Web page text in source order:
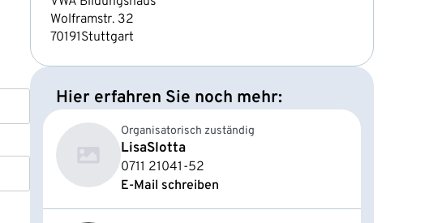
Wolframstr. 32
70191Stuttgart
Hier erfahren Sie noch mehr:
Organisatorisch zuständig
LisaSlotta
0711 21041-52
E-Mail schreiben